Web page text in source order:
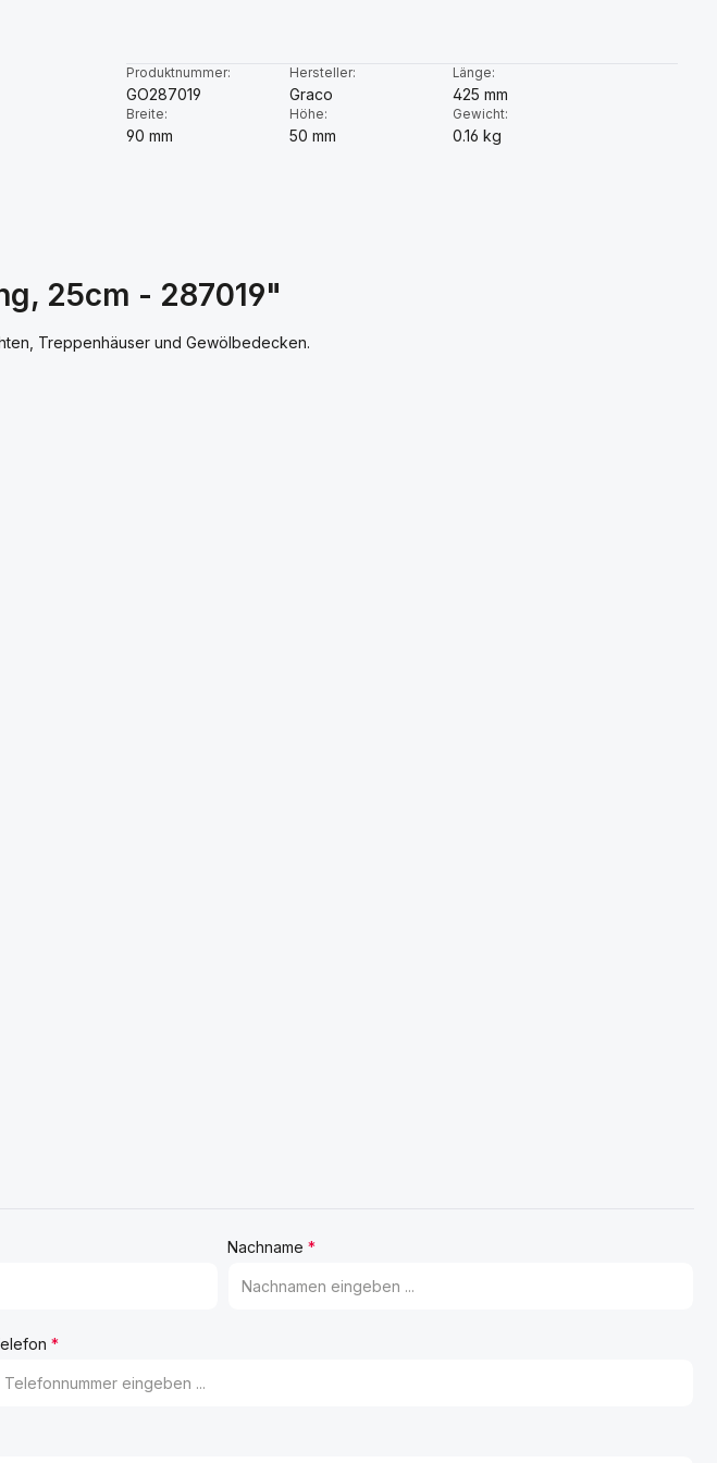
Produktnummer:
GO287019
Hersteller:
Graco
Länge:
425 mm
Breite:
90 mm
Höhe:
50 mm
Gewicht:
0.16 kg
25cm - 287019"
Treppenhäuser und Gewölbedecken.
Nachname*
*